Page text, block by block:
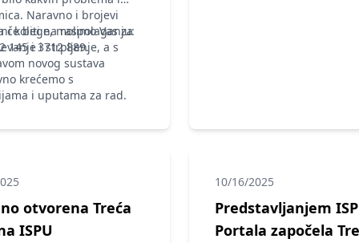
Naravno i brojevi
će biti na raspolaganju:
145 i 3712 889.
kolege, molimo Vas za
i strpljenje, a s
novog sustava
krećemo s
i uputama za rad.
otvorena Treća
ISPU
10/16/2025
Predstavljanjem
Portala započela